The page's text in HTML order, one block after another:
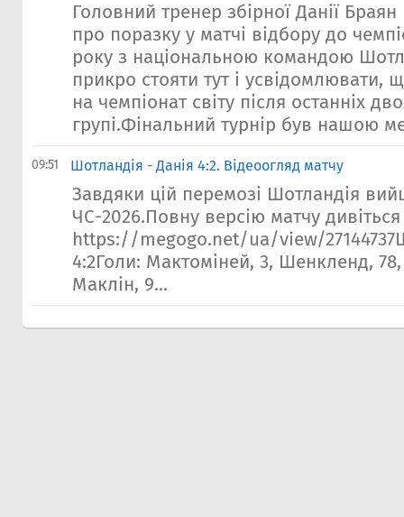
Головний тренер збірної Данії
про поразку у матчі відбору до
року з національною командою
прикро стояти тут і
на чемпіонат світу після останніх
групі.Фінальний турнір був нашою
09:51 Шотландія - Данія 4:2. Відеоогляд матчу
Завдяки цій перемозі Шотландія
ЧС-2026.Повну версію матчу дивіться
https://megogo.net/ua/view/
4:2Голи: Мактоміней, 3, Шенкленд, 78,
Маклін, 9...